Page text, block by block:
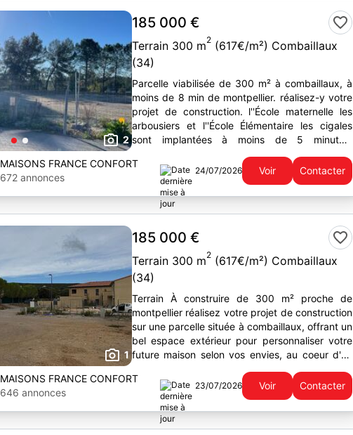
2
185 000 €
Terrain 300 m2 (617€/m²) Combaillaux
(34)
Parcelle viabilisée de 300 m² à combaillaux, à
moins de 8 min de montpellier. réalisez-y votre
projet de construction. l''École maternelle les
arbousiers et l''École Élémentaire les cigales
sont implantées à moins de 5 minutes.
MAISONS FRANCE CONFORT
672 annonces
24/07/2026 Voir Contacter
1
185 000 €
Terrain 300 m2 (617€/m²) Combaillaux
(34)
Terrain À construire de 300 m² proche de
montpellier réalisez votre projet de construction
sur une parcelle située à combaillaux, offrant un
bel espace extérieur pour personnaliser votre
future maison selon vos envies, au coeur d'un
MAISONS FRANCE CONFORT
646 annonces
23/07/2026 Voir Contacter